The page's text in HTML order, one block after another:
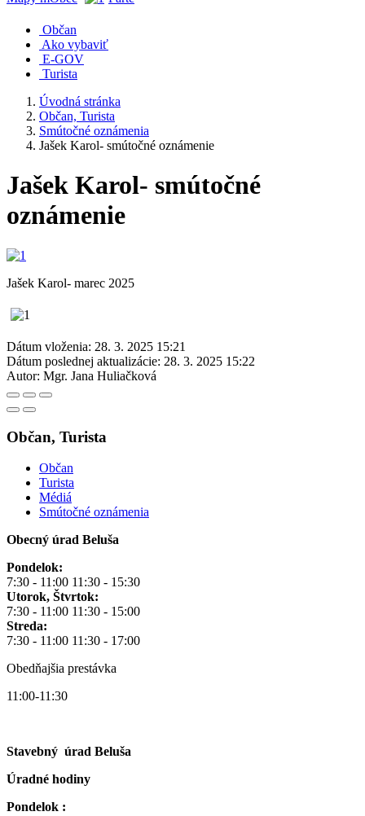
Občan
Ako vybaviť
E-GOV
Turista
Úvodná stránka
Občan, Turista
Smútočné oznámenia
Jašek Karol- smútočné oznámenie
Jašek Karol- smútočné
oznámenie
Jašek Karol- marec 2025
Dátum vloženia: 28. 3. 2025 15:21
Dátum poslednej aktualizácie: 28. 3. 2025 15:22
Autor: Mgr. Jana Huliačková
Občan, Turista
Občan
Turista
Médiá
Smútočné oznámenia
Obecný úrad Beluša
Pondelok:
7:30 - 11:00 11:30 - 15:30
Utorok, Štvrtok:
7:30 - 11:00 11:30 - 15:00
Streda:
7:30 - 11:00 11:30 - 17:00
Obedňajšia prestávka
11:00-11:30
Stavebný úrad Beluša
Úradné hodiny
Pondelok :